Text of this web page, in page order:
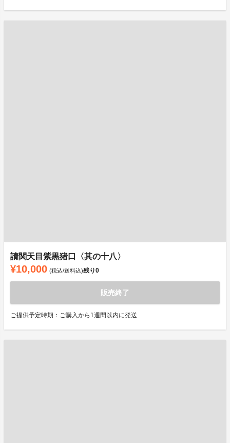
請関天目紫黒猪口〈其の十八〉
¥10,000 (税込/送料込)残り0
販売終了
ご提供予定時期：ご購入から1週間以内に発送